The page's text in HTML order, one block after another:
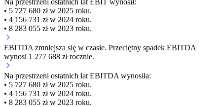
• 5 727 680 zł w 2025 roku.
• 4 156 731 zł w 2024 roku.
• 8 283 055 zł w 2023 roku.
EBITDA zmniejsza się w czasie. Przeciętny spadek EBITDA
wynosi 1 277 688 zł rocznie.
Na przestrzeni ostatnich lat EBITDA wynosiła:
• 5 727 680 zł w 2025 roku.
• 4 156 731 zł w 2024 roku.
• 8 283 055 zł w 2023 roku.